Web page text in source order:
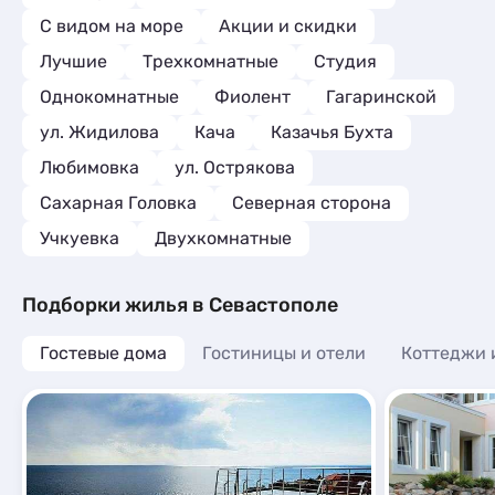
С видом на море
Акции и скидки
Лучшие
Трехкомнатные
Студия
Однокомнатные
Фиолент
Гагаринской
ул. Жидилова
Кача
Казачья Бухта
Любимовка
ул. Острякова
Сахарная Головка
Северная сторона
Учкуевка
Двухкомнатные
Подборки жилья в Севастополе
Гостевые дома Гостиницы и отели Коттеджи